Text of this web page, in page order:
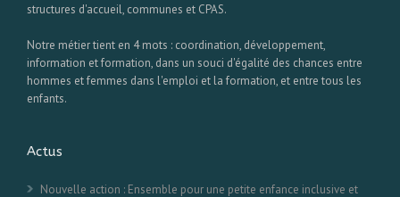
structures d'accueil, communes et CPAS.
Notre métier tient en 4 mots : coordination, développement,
information et formation, dans un souci d'égalité des chances entre
hommes et femmes dans l'emploi et la formation, et entre tous les
enfants.
Actus
Nouvelle action : Ensemble pour une petite enfance inclusive et